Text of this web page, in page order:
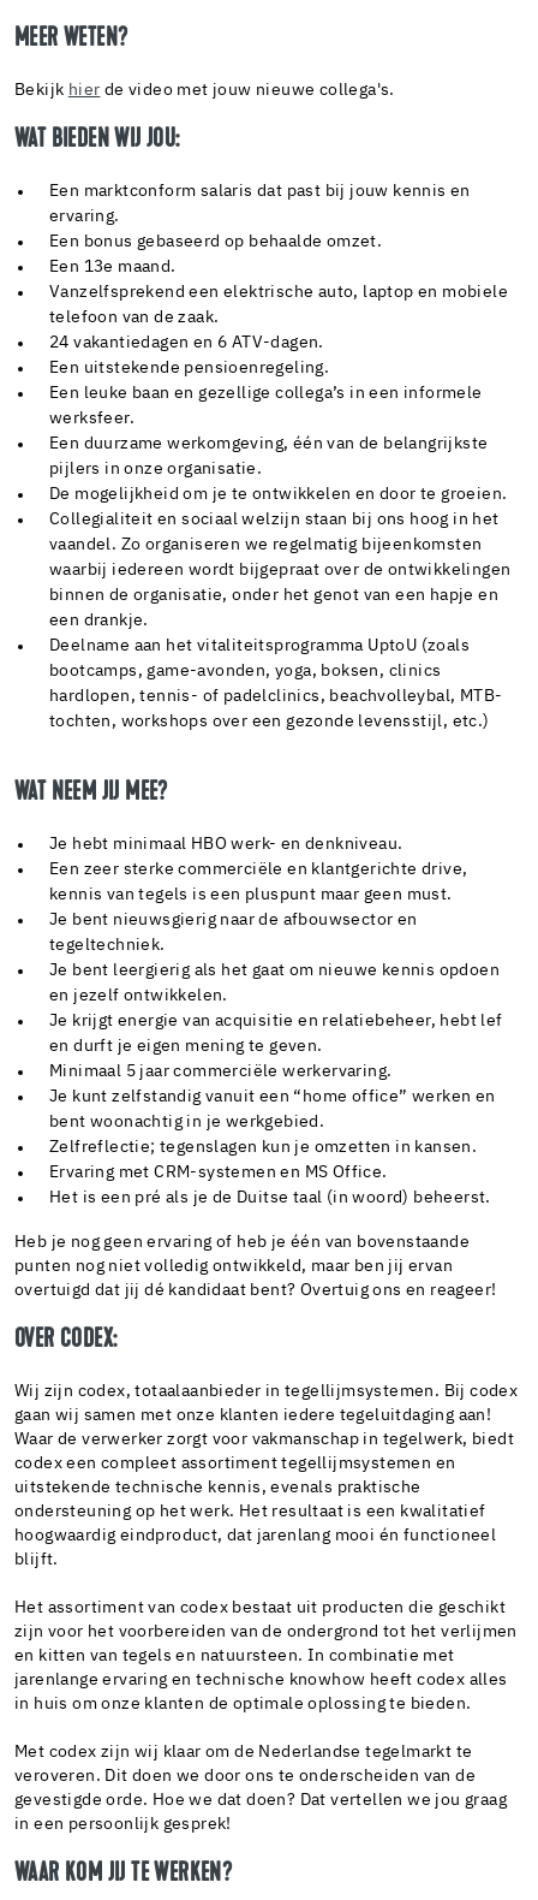
MEER WETEN?
Bekijk hier de video met jouw nieuwe collega's.
WAT BIEDEN WIJ JOU:
Een marktconform salaris dat past bij jouw kennis en
ervaring.
Een bonus gebaseerd op behaalde omzet.
Een 13e maand.
Vanzelfsprekend een elektrische auto, laptop en mobiele
telefoon van de zaak.
24 vakantiedagen en 6 ATV-dagen.
Een uitstekende pensioenregeling.
Een leuke baan en gezellige collega’s in een informele
werksfeer.
Een duurzame werkomgeving, één van de belangrijkste
pijlers in onze organisatie.
De mogelijkheid om je te ontwikkelen en door te groeien.
Collegialiteit en sociaal welzijn staan bij ons hoog in het
vaandel. Zo organiseren we regelmatig bijeenkomsten
waarbij iedereen wordt bijgepraat over de ontwikkelingen
binnen de organisatie, onder het genot van een hapje en
een drankje.
Deelname aan het vitaliteitsprogramma UptoU (zoals
bootcamps, game-avonden, yoga, boksen, clinics
hardlopen, tennis- of padelclinics, beachvolleybal, MTB-
tochten, workshops over een gezonde levensstijl, etc.)
WAT NEEM JIJ MEE?
Je hebt minimaal HBO werk- en denkniveau.
Een zeer sterke commerciële en klantgerichte drive,
kennis van tegels is een pluspunt maar geen must.
Je bent nieuwsgierig naar de afbouwsector en
tegeltechniek.
Je bent leergierig als het gaat om nieuwe kennis opdoen
en jezelf ontwikkelen.
Je krijgt energie van acquisitie en relatiebeheer, hebt lef
en durft je eigen mening te geven.
Minimaal 5 jaar commerciële werkervaring.
Je kunt zelfstandig vanuit een “home office” werken en
bent woonachtig in je werkgebied.
Zelfreflectie; tegenslagen kun je omzetten in kansen.
Ervaring met CRM-systemen en MS Office.
Het is een pré als je de Duitse taal (in woord) beheerst.
Heb je nog geen ervaring of heb je één van bovenstaande
punten nog niet volledig ontwikkeld, maar ben jij ervan
overtuigd dat jij dé kandidaat bent? Overtuig ons en reageer!
OVER CODEX:
Wij zijn codex, totaalaanbieder in tegellijmsystemen. Bij codex
gaan wij samen met onze klanten iedere tegeluitdaging aan!
Waar de verwerker zorgt voor vakmanschap in tegelwerk, biedt
codex een compleet assortiment tegellijmsystemen en
uitstekende technische kennis, evenals praktische
ondersteuning op het werk. Het resultaat is een kwalitatief
hoogwaardig eindproduct, dat jarenlang mooi én functioneel
blijft.
Het assortiment van codex bestaat uit producten die geschikt
zijn voor het voorbereiden van de ondergrond tot het verlijmen
en kitten van tegels en natuursteen. In combinatie met
jarenlange ervaring en technische knowhow heeft codex alles
in huis om onze klanten de optimale oplossing te bieden.
Met codex zijn wij klaar om de Nederlandse tegelmarkt te
veroveren. Dit doen we door ons te onderscheiden van de
gevestigde orde. Hoe we dat doen? Dat vertellen we jou graag
in een persoonlijk gesprek!
WAAR KOM JIJ TE WERKEN?